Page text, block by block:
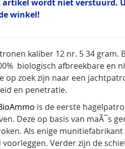
artikel wordt niet verstuurd.
winkel!
kaliber 12 nr. 5 34 gram.
biologisch afbreekbare en
op zoek zijn naar een
en penetratie.
is de eerste
Deze op basis van maÃ¯s
Als enige munitiefabrikant
Verder zijn de